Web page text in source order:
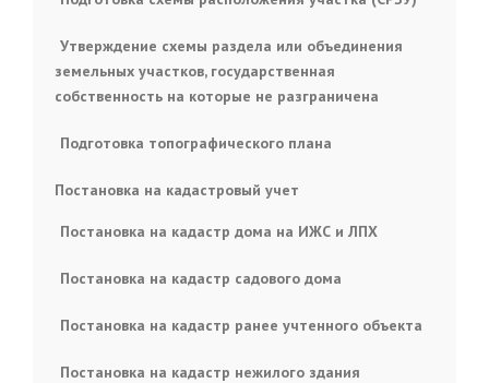
Утверждение схемы раздела или объединения
земельных участков, государственная
собственность на которые не разграничена
Подготовка топографического плана
Постановка на кадастровый учет
Постановка на кадастр дома на ИЖС и ЛПХ
Постановка на кадастр садового дома
Постановка на кадастр ранее учтенного объекта
Постановка на кадастр нежилого здания